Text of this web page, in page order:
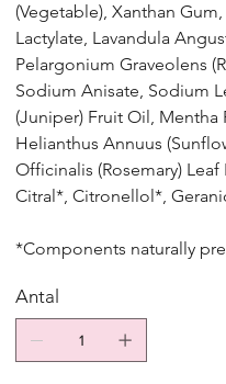
(Vegetable), Xanthan
Lactylate, Lavandula
Pelargonium Graveolens
Sodium Anisate, Sodium
(Juniper) Fruit Oil,
Helianthus Annuus
Officinalis (Rosemary)
Citral*, Citronellol*,
*Components naturally
Antal